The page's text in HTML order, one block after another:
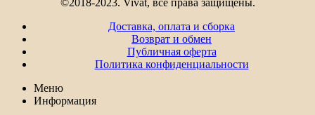
Доставка, оплата и сборка
Возврат и обмен
Публичная оферта
Политика конфиденциальности
Меню
Информация